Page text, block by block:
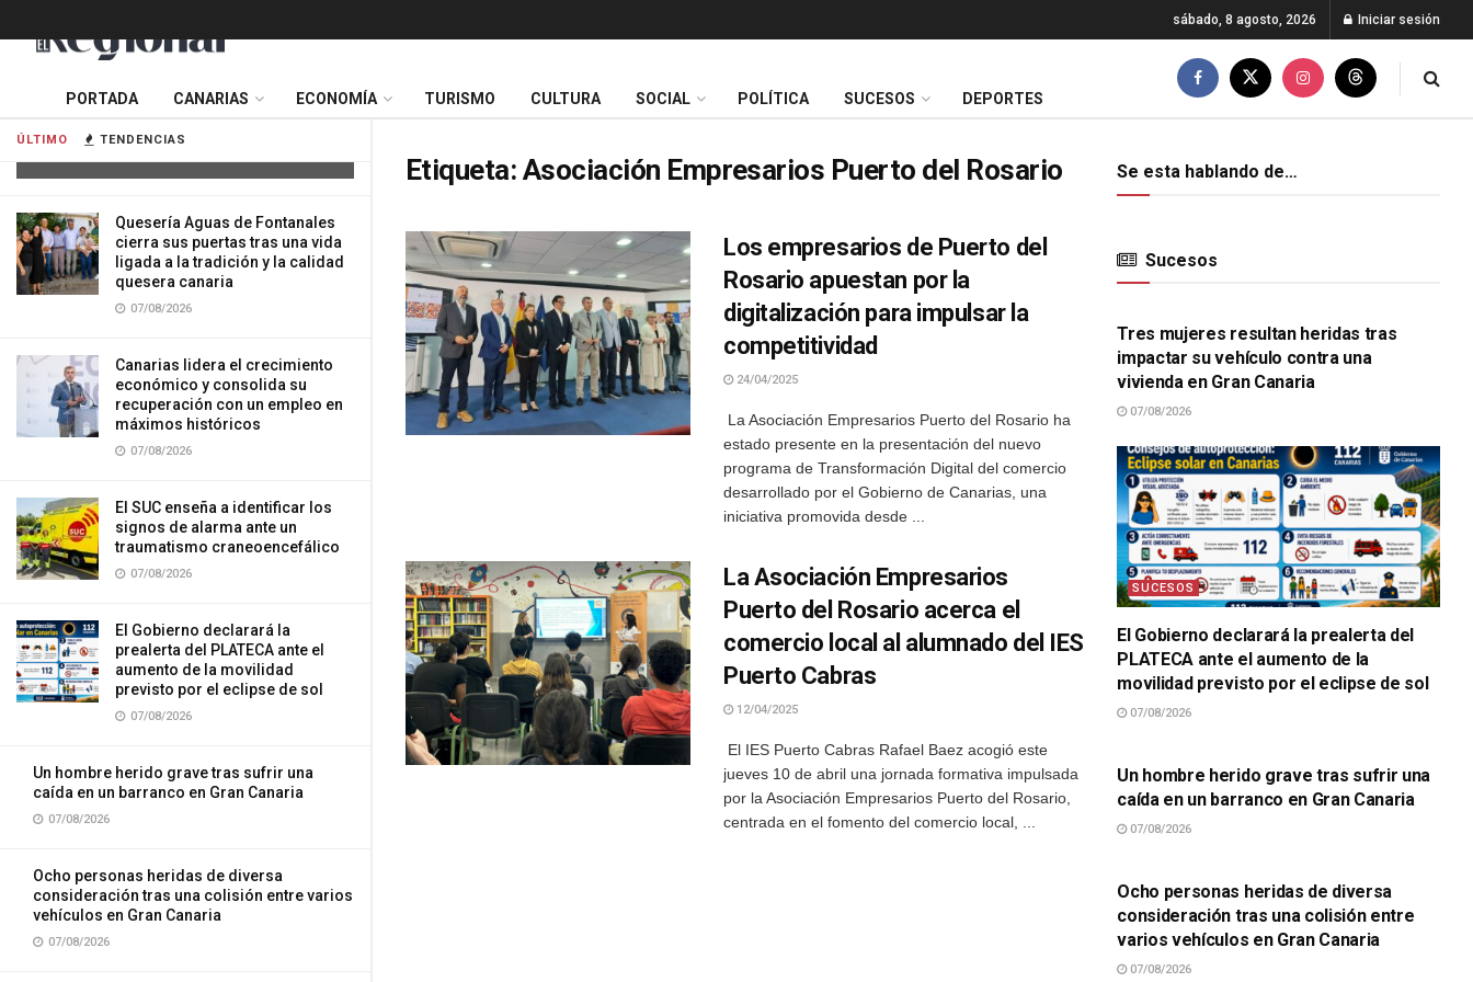
ÚLTIMO TENDENCIAS
impactar su vehículo contra una
Quesería Aguas de Fontanales
cierra sus puertas tras una vida
ligada a la tradición y la calidad
quesera canaria
07/08/2026
Canarias lidera el crecimiento
económico y consolida su
recuperación con un empleo en
máximos históricos
07/08/2026
El SUC enseña a identificar los
signos de alarma ante un
traumatismo craneoencefálico
07/08/2026
El Gobierno declarará la
prealerta del PLATECA ante el
aumento de la movilidad
previsto por el eclipse de sol
07/08/2026
Un hombre herido grave tras sufrir una
caída en un barranco en Gran Canaria
07/08/2026
Ocho personas heridas de diversa
consideración tras una colisión entre varios
vehículos en Gran Canaria
07/08/2026
sábado, 8 agosto, 2026 Iniciar sesión
PORTADA CANARIAS ECONOMÍA TURISMO CULTURA SOCIAL POLÍTICA SUCESOS DEPORTES
Etiqueta: Asociación Empresarios Puerto del Rosario
Los empresarios de Puerto del
Rosario apuestan por la
digitalización para impulsar la
competitividad
24/04/2025
La Asociación Empresarios Puerto del Rosario ha
estado presente en la presentación del nuevo
programa de Transformación Digital del comercio
desarrollado por el Gobierno de Canarias, una
iniciativa promovida desde ...
La Asociación Empresarios
Puerto del Rosario acerca el
comercio local al alumnado del IES
Puerto Cabras
12/04/2025
El IES Puerto Cabras Rafael Baez acogió este
jueves 10 de abril una jornada formativa impulsada
por la Asociación Empresarios Puerto del Rosario,
centrada en el fomento del comercio local, ...
Se esta hablando de…
Sucesos
SUCESOS
Tres mujeres resultan heridas tras
impactar su vehículo contra una
vivienda en Gran Canaria
07/08/2026
SUCESOS
El Gobierno declarará la prealerta del
PLATECA ante el aumento de la
movilidad previsto por el eclipse de sol
07/08/2026
Un hombre herido grave tras sufrir una
caída en un barranco en Gran Canaria
07/08/2026
Ocho personas heridas de diversa
consideración tras una colisión entre
varios vehículos en Gran Canaria
07/08/2026